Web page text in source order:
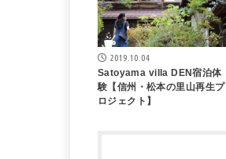
2019.10.04
Satoyama villa DEN宿泊体
験【信州・松本の里山再生プ
ロジェクト】